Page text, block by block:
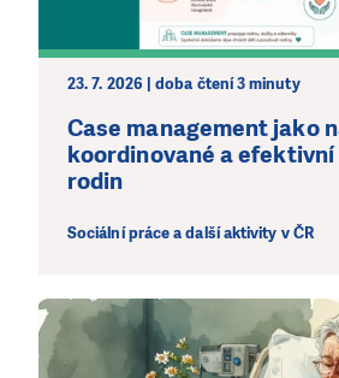
23. 7. 2026 | doba čtení 3 minuty
Case management jako
koordinované a efektivní
rodin
Sociální práce a další aktivity v ČR
LÍBÍ SE VÁM, CO
PODPOŘTE
Abychom mohli pomáhat
jedním darem nebo se stanete
DAROVAT